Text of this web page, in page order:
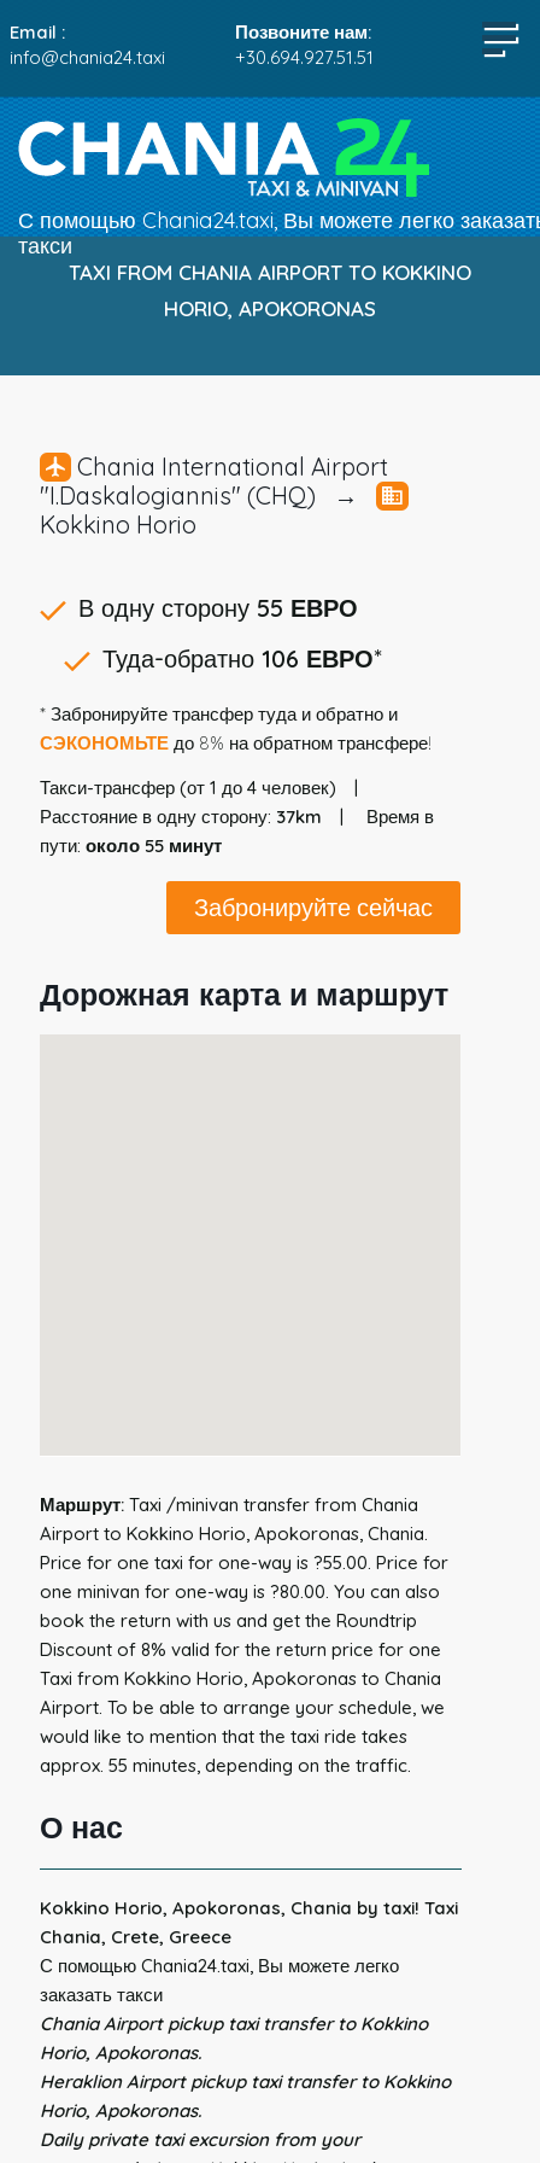
Email :
info@chania24.taxi
Позвоните нам:
+30.694.927.51.51
С помощью Chania24.taxi, Вы можете легко
такси
TAXI FROM CHANIA AIRPORT TO KOKKINO
HORIO, APOKORONAS
Chania International Airport
"I.Daskalogiannis" (CHQ) →
Kokkino Horio
В одну сторону 55 ЕВРО
Туда-обратно 106 ЕВРО*
* Забронируйте трансфер туда и обратно и
СЭКОНОМЬТЕдо 8% на обратном трансфере!
Такси-трансфер (от 1 до 4 человек)
Расстояние в одну сторону: 37km
Время в
пути: около 55 минут
Забронируйте сейчас
Дорожная карта и маршрут
Маршрут:Taxi /minivan transfer from Chania
Airport to Kokkino Horio, Apokoronas, Chania.
Price for one taxi for one-way is ?55.00. Price for
one minivan for one-way is ?80.00. You can also
book the return with us and get the Roundtrip
Discount of 8% valid for the return price for one
Taxi from Kokkino Horio, Apokoronas to Chania
Airport. To be able to arrange your schedule, we
would like to mention that the taxi ride takes
approx. 55 minutes, depending on the traffic.
О нас
Kokkino Horio, Apokoronas, Chania by taxi! Taxi
Chania, Crete, Greece
С помощью Chania24.taxi, Вы можете легко
заказать такси
Chania Airport pickup taxi transfer to Kokkino
Horio, Apokoronas.
Heraklion Airport pickup taxi transfer to Kokkino
Horio, Apokoronas.
Daily private taxi excursion from your